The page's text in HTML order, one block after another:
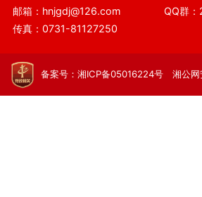
邮箱：hnjgdj@126.com
QQ群
传真：0731-81127250
备案号：湘ICP备05016224号 湘公